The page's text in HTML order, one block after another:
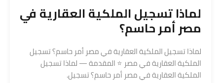
لماذا تسجيل الملكية العقارية في
مصر أمر حاسم؟
لماذا تسجيل الملكية العقارية في مصر أمر حاسم؟ تسجيل
الملكية العقارية في مصر ⭐️ المقدمة — لماذا تسجيل
الملكية العقارية في مصر أمر حاسم؟ تسجيل.